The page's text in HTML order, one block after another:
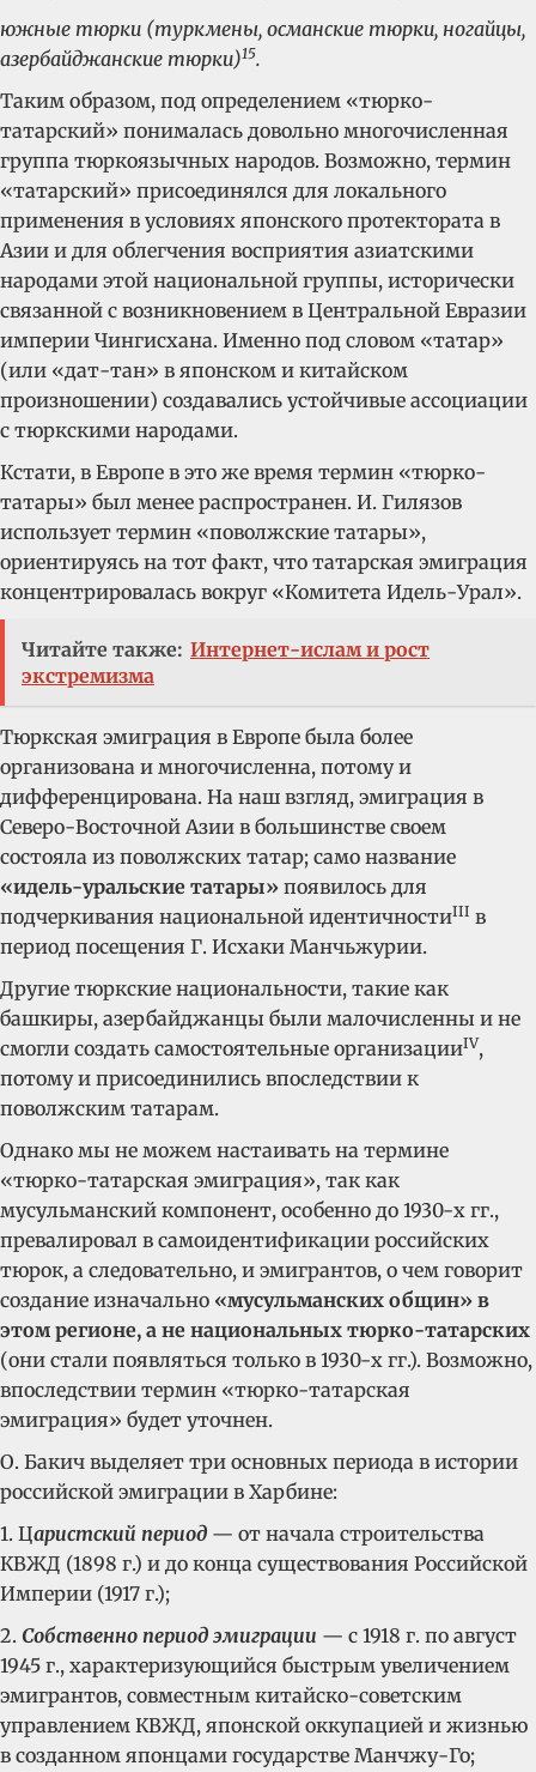
южные тюрки (туркмены, османские тюрки, ногайцы,
азербайджанские тюрки)15.
Таким образом, под определением «тюрко-
татарский» понималась довольно многочисленная
группа тюркоязычных народов. Возможно, термин
«татарский» присоединялся для локального
применения в условиях японского протектората в
Азии и для облегчения восприятия азиатскими
народами этой национальной группы, исторически
связанной с возникновением в Центральной Евразии
империи Чингисхана. Именно под словом «татар»
(или «дат-тан» в японском и китайском
произношении) создавались устойчивые ассоциации
с тюркскими народами.
Кстати, в Европе в это же время термин «тюрко-
татары» был менее распространен. И. Гилязов
использует термин «поволжские татары»,
ориентируясь на тот факт, что татарская эмиграция
концентрировалась вокруг «Комитета Идель-Урал».
Читайте также: Интернет-ислам и рост
экстремизма
Тюркская эмиграция в Европе была более
организована и многочисленна, потому и
дифференцирована. На наш взгляд, эмиграция в
Северо-Восточной Азии в большинстве своем
состояла из поволжских татар; само название
«идель-уральские татары» появилось для
подчеркивания национальной идентичностиIII в
период посещения Г. Исхаки Манчьжурии.
Другие тюркские национальности, такие как
башкиры, азербайджанцы были малочисленны и не
смогли создать самостоятельные организацииIV,
потому и присоединились впоследствии к
поволжским татарам.
Однако мы не можем настаивать на термине
«тюрко-татарская эмиграция», так как
мусульманский компонент, особенно до 1930-х гг.,
превалировал в самоидентификации российских
тюрок, а следовательно, и эмигрантов, о чем говорит
создание изначально «мусульманских общин» в
этом регионе, а не национальных тюрко-татарских
(они стали появляться только в 1930-х гг.). Возможно,
впоследствии термин «тюрко-татарская
эмиграция» будет уточнен.
О. Бакич выделяет три основных периода в истории
российской эмиграции в Харбине:
1. Царистский период — от начала строительства
КВЖД (1898 г.) и до конца существования Российской
Империи (1917 г.);
2. Собственно период эмиграции — с 1918 г. по август
1945 г., характеризующийся быстрым увеличением
эмигрантов, совместным китайско-советским
управлением КВЖД, японской оккупацией и жизнью
в созданном японцами государстве Манчжу-Го;